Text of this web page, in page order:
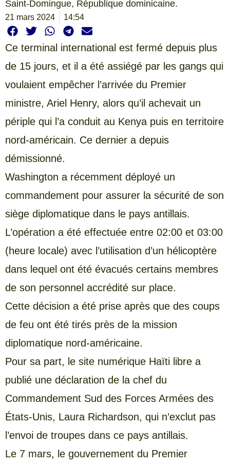
Saint-Domingue, République dominicaine.
21 mars 2024 14:54
Ce terminal international est fermé depuis plus
de 15 jours, et il a été assiégé par les gangs qui
voulaient empêcher l’arrivée du Premier
ministre, Ariel Henry, alors qu’il achevait un
périple qui l’a conduit au Kenya puis en territoire
nord-américain. Ce dernier a depuis
démissionné.
Washington a récemment déployé un
commandement pour assurer la sécurité de son
siège diplomatique dans le pays antillais.
L’opération a été effectuée entre 02:00 et 03:00
(heure locale) avec l’utilisation d’un hélicoptère
dans lequel ont été évacués certains membres
de son personnel accrédité sur place.
Cette décision a été prise après que des coups
de feu ont été tirés près de la mission
diplomatique nord-américaine.
Pour sa part, le site numérique Haïti libre a
publié une déclaration de la chef du
Commandement Sud des Forces Armées des
États-Unis, Laura Richardson, qui n’exclut pas
l’envoi de troupes dans ce pays antillais.
Le 7 mars, le gouvernement du Premier